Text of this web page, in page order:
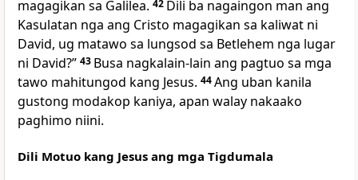
magagikan sa Galilea. 42 Dili ba nagaingon man ang
Kasulatan nga ang Cristo magagikan sa kaliwat ni
David, ug matawo sa lungsod sa Betlehem nga lugar
ni David?” 43 Busa nagkalain-lain ang pagtuo sa mga
tawo mahitungod kang Jesus. 44Ang uban kanila
gustong modakop kaniya, apan walay nakaako
paghimo niini.
Dili Motuo kang Jesus ang mga Tigdumala